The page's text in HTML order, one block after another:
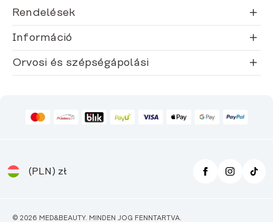
Rendelések
Információ
Orvosi és szépségápolási
(PLN) zł
© 2026 MED&BEAUTY. MINDEN JOG FENNTARTVA.